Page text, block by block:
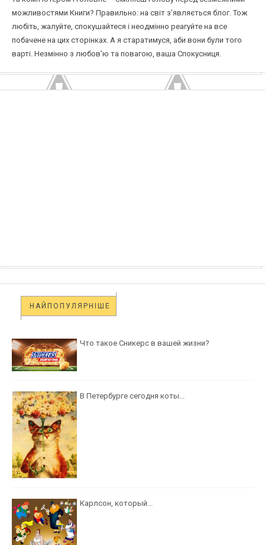
можливостями Книги? Правильно: на світ з’являється блог. Тож
любіть, жалуйте, спокушайтеся і неодмінно реагуйте на все
побачене на цих сторінках. А я старатимуся, аби вони були того
варті. Незмінно з любов’ю та повагою, ваша Спокусниця.
НАЙПОПУЛЯРНІШЕ
Что такое Сникерс в вашей жизни?
В Петербурге сегодня коты...
Карлсон, который...